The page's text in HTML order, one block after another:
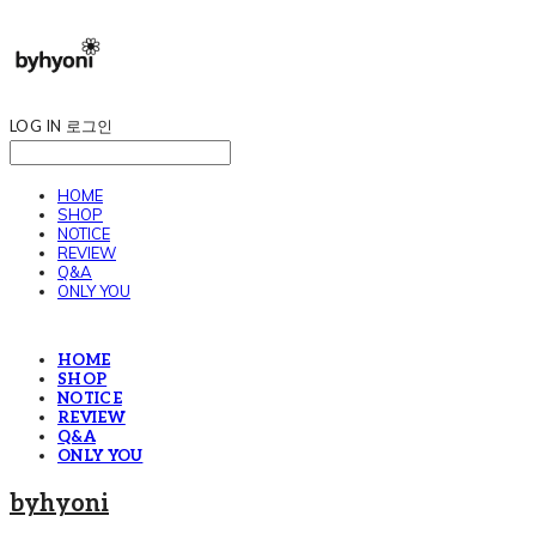
LOG IN 로그인
HOME
SHOP
NOTICE
REVIEW
Q&A
ONLY YOU
HOME
SHOP
NOTICE
REVIEW
Q&A
ONLY YOU
byhyoni